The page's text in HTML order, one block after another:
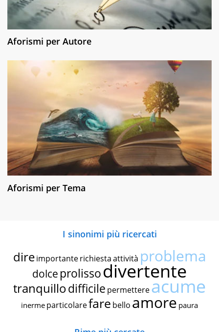
Aforismi per Autore
Aforismi per Tema
I sinonimi più ricercati
dire importante richiestaattività problema
dolce prolissodivertente
tranquillodifficile permettereacume
inerme particolarefare bello amore paura